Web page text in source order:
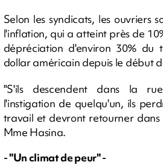
Selon les syndicats, les ouvriers
l'inflation, qui a atteint près de
dépréciation d'environ 30%
dollar américain depuis le début
"S'ils descendent dans la
l'instigation de quelqu'un, ils
travail et devront retourner dans
Mme Hasina.
- "Un climat de peur" -